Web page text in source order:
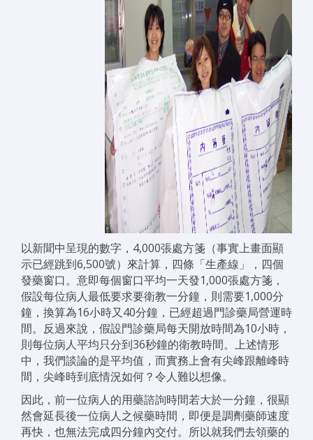
以新聞中呈現的數字，4,000張處方箋（事實上畫面顯
示已經跳到6,500號）來計算，四條「生產線」，四個
發藥窗口。意即每個窗口平均一天發1,000張處方箋，
假設每位病人最低要求要衛教一分鐘，則需要1,000分
鐘，換算為16小時又40分鐘，已經超過門診藥局營運時
間。反過來說，假設門診藥局每天開放時間為10小時，
則每位病人平均只分到36秒鐘的衛教時間。上述情形
中，我們談論的是平均值，而實務上會有尖峰跟離峰時
間，尖峰時到底情況如何？令人難以想像。
因此，前一位病人的用藥諮詢時間若大於一分鐘，很顯
然會延長後一位病人之候藥時間，即便是調劑藥師速度
再快，也無法完成四分鐘內交付。所以就我們去領藥的